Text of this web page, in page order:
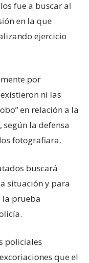
fue a buscar al
en la que
ejercicio
por
ni las
en relación a la
según la defensa
fotografiara.
buscará
situación y para
la prueba
policiales
que el